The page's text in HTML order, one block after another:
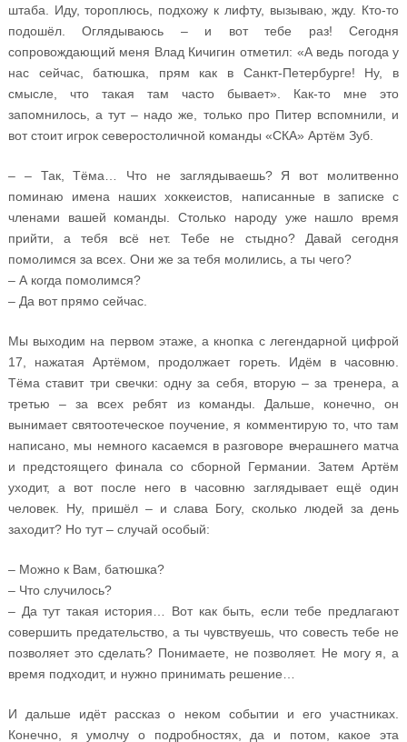
штаба. Иду, тороплюсь, подхожу к лифту, вызываю, жду. Кто-то
подошёл. Оглядываюсь – и вот тебе раз! Сегодня
сопровождающий меня Влад Кичигин отметил: «А ведь погода у
нас сейчас, батюшка, прям как в Санкт-Петербурге! Ну, в
смысле, что такая там часто бывает». Как-то мне это
запомнилось, а тут – надо же, только про Питер вспомнили, и
вот стоит игрок северостоличной команды «СКА» Артём Зуб.
– – Так, Тёма… Что не заглядываешь? Я вот молитвенно
поминаю имена наших хоккеистов, написанные в записке с
членами вашей команды. Столько народу уже нашло время
прийти, а тебя всё нет. Тебе не стыдно? Давай сегодня
помолимся за всех. Они же за тебя молились, а ты чего?
– А когда помолимся?
– Да вот прямо сейчас.
Мы выходим на первом этаже, а кнопка с легендарной цифрой
17, нажатая Артёмом, продолжает гореть. Идём в часовню.
Тёма ставит три свечки: одну за себя, вторую – за тренера, а
третью – за всех ребят из команды. Дальше, конечно, он
вынимает святоотеческое поучение, я комментирую то, что там
написано, мы немного касаемся в разговоре вчерашнего матча
и предстоящего финала со сборной Германии. Затем Артём
уходит, а вот после него в часовню заглядывает ещё один
человек. Ну, пришёл – и слава Богу, сколько людей за день
заходит? Но тут – случай особый:
– Можно к Вам, батюшка?
– Что случилось?
– Да тут такая история… Вот как быть, если тебе предлагают
совершить предательство, а ты чувствуешь, что совесть тебе не
позволяет это сделать? Понимаете, не позволяет. Не могу я, а
время подходит, и нужно принимать решение…
И дальше идёт рассказ о неком событии и его участниках.
Конечно, я умолчу о подробностях, да и потом, какое эта